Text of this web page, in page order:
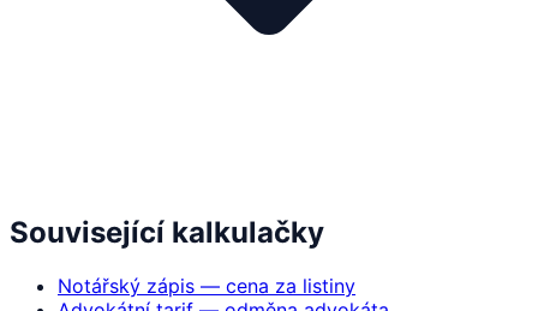
Související kalkulačky
Notářský zápis — cena za listiny